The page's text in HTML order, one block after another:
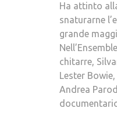
Ha attinto
snaturarne
grande
chitarre,
Lester
Andrea